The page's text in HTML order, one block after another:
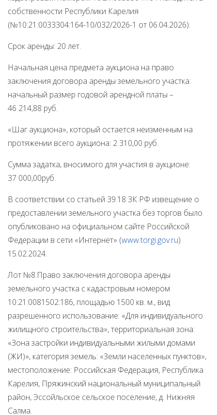
собственности Республики Карелия
(№10:21:0033304:164-10/032/2026-1 от 06.04.2026).
Срок аренды: 20 лет.
Начальная цена предмета аукциона на право
заключения договора аренды земельного участка:
начальный размер годовой арендной платы –
46 214,88 руб.
«Шаг аукциона», который остается неизменным на
протяжении всего аукциона: 2 310,00 руб.
Сумма задатка, вносимого для участия в аукционе:
37 000,00руб.
В соответствии со статьей 39.18 ЗК РФ извещение о
предоставлении земельного участка без торгов было
опубликовано на официальном сайте Российской
Федерации в сети «Интернет» (www.torgi.gov.ru)
15.02.2024.
Лот №8.Право заключения договора аренды
земельного участка с кадастровым номером
10:21:0081502:186, площадью 1500 кв. м., вид
разрешенного использование: «Для индивидуального
жилищного строительства», территориальная зона:
«Зона застройки индивидуальными жилыми домами
(ЖИ)», категория земель: «Земли населенных пунктов»,
местоположение: Российская Федерация, Республика
Карелия, Пряжинский национальный муниципальный
район, Эссойльское сельское поселение, д. Нижняя
Салма.